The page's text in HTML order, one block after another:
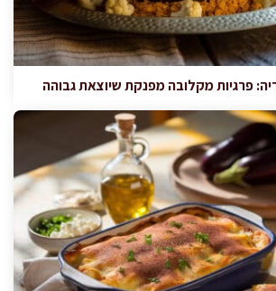
פרגיות מקלובה מפנקת שיוצאת גבוהה